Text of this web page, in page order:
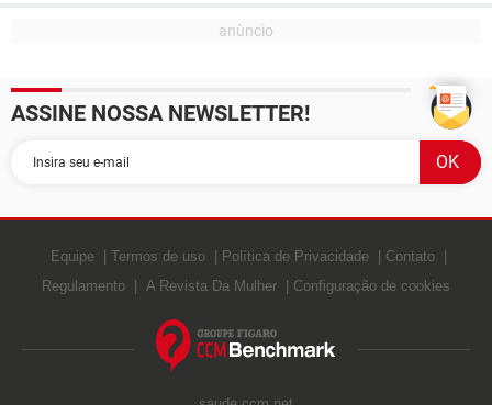
ASSINE NOSSA NEWSLETTER!
Equipe Termos de uso Política de Privacidade
Contato
Regulamento
A Revista Da Mulher Configuração de cookies